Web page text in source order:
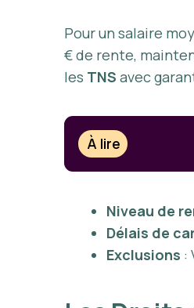
Pour un salaire
€ de rente,
les TNS avec
À lire
Niveau de
Délais de
Exclusions :